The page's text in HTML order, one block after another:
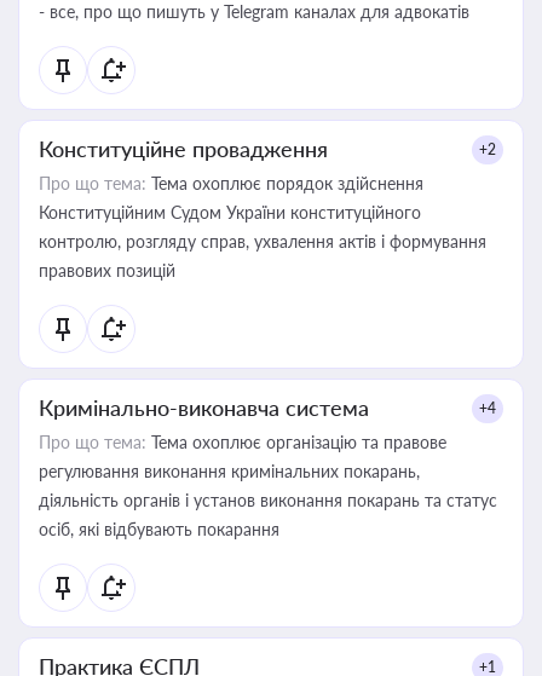
- все, про що пишуть у Telegram каналах для адвокатів
Конституційне провадження +2
Про що тема: Тема охоплює порядок здійснення
Конституційним Судом України конституційного
контролю, розгляду справ, ухвалення актів і формування
правових позицій
Кримінально-виконавча система +4
Про що тема: Тема охоплює організацію та правове
регулювання виконання кримінальних покарань,
діяльність органів і установ виконання покарань та статус
осіб, які відбувають покарання
Практика ЄСПЛ +1